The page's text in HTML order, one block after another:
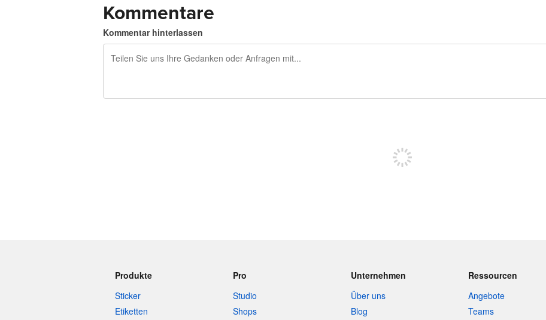
Kommentare
Kommentar hinterlassen
Produkte
Sticker
Etiketten
Pro
Studio
Shops
Unternehmen
Über uns
Blog
Ressourcen
Angebote
Teams